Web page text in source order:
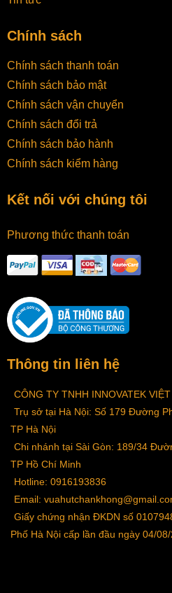
Chính sách
Chính sách thanh toán
Chính sách bảo mật
Chính sách vận chuyển
Chính sách đổi trả
Chính sách bảo hành
Chính sách kiểm hàng
Kết nối với chúng tôi
Phương thức thanh toán
Thông tin liên hệ
CÔNG TY TNHH INNOVATEK
Trụ sở tại Hà Nội: Số 179 Đường
TP Hà Nội
Chi nhánh tại Sài Gòn: 189/34
TP Hồ Chí Minh
Hotline: 0916193836
Email:
Giấy chứng nhận ĐKDN số
Phố Hà Nội cấp lần đầu ngày 04/